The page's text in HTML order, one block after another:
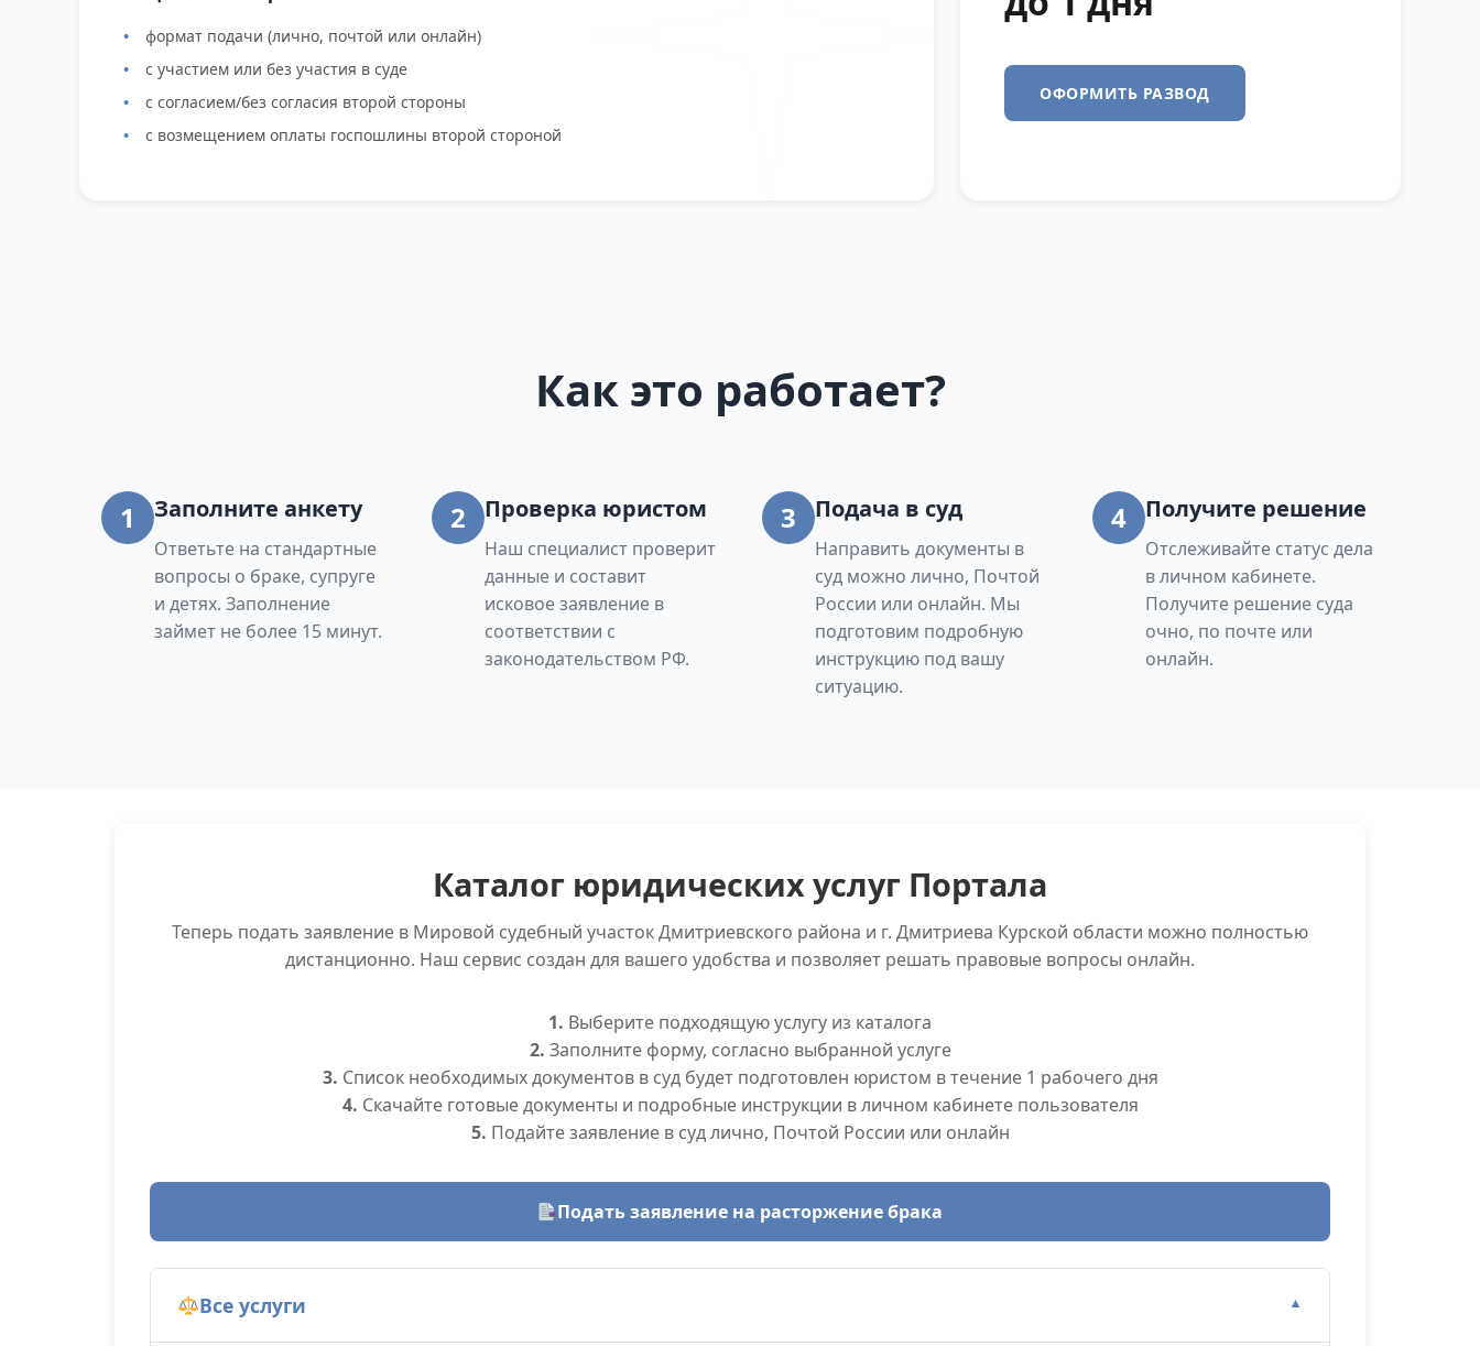
формат подачи (лично, почтой или онлайн)
с участием или без участия в суде
с согласием/без согласия второй стороны
с возмещением оплаты госпошлины второй стороной
ОФОРМИТЬ РАЗВОД
Как это работает?
1 Заполните анкету
Ответьте на стандартные
вопросы о браке, супруге
и детях. Заполнение
займет не более 15 минут.
2 Проверка юристом
Наш специалист проверит
данные и составит
исковое заявление в
соответствии с
законодательством РФ.
3 Подача в суд
Направить документы в
суд можно лично, Почтой
России или онлайн. Мы
подготовим подробную
инструкцию под вашу
ситуацию.
4 Получите решение
Отслеживайте статус дела
в личном кабинете.
Получите решение суда
очно, по почте или
онлайн.
Каталог юридических услуг Портала
Теперь подать заявление в Мировой судебный участок Дмитриевского района и г. Дмитриева Курской области можно полностью
дистанционно. Наш сервис создан для вашего удобства и позволяет решать правовые вопросы онлайн.
1. Выберите подходящую услугу из каталога
2. Заполните форму, согласно выбранной услуге
3. Список необходимых документов в суд будет подготовлен юристом в течение 1 рабочего дня
4. Скачайте готовые документы и подробные инструкции в личном кабинете пользователя
5. Подайте заявление в суд лично, Почтой России или онлайн
Подать заявление на расторжение брака
Все услуги ▼